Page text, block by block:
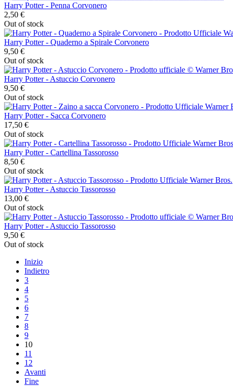
Harry Potter - Penna Corvonero
2,50 €
Out of stock
Harry Potter - Quaderno a Spirale Corvonero
9,50 €
Out of stock
Harry Potter - Astuccio Corvonero
9,50 €
Out of stock
Harry Potter - Sacca Corvonero
17,50 €
Out of stock
Harry Potter - Cartellina Tassorosso
8,50 €
Out of stock
Harry Potter - Astuccio Tassorosso
13,00 €
Out of stock
Harry Potter - Astuccio Tassorosso
9,50 €
Out of stock
Inizio
Indietro
3
4
5
6
7
8
9
10
11
12
Avanti
Fine